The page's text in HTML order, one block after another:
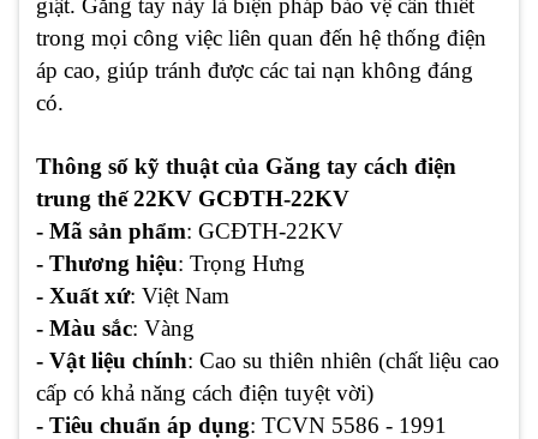
trong mọi công việc liên quan đến hệ thống điện
áp cao, giúp tránh được các tai nạn không đáng
có.
Thông số kỹ thuật của Găng tay cách điện
trung thế 22KV GCĐTH-22KV
- Mã sản phẩm: GCĐTH-22KV
- Thương hiệu: Trọng Hưng
- Xuất xứ: Việt Nam
- Màu sắc: Vàng
- Vật liệu chính: Cao su thiên nhiên (chất liệu cao
cấp có khả năng cách điện tuyệt vời)
- Tiêu chuẩn áp dụng: TCVN 5586 - 1991